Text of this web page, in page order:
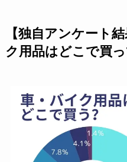
【独自アンケート
ク用品はどこで買